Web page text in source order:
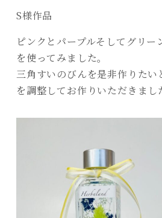
S様作品
ピンクとパープルそしてグリ
を使ってみました。
三角すいのびんを是非作りた
を調整してお作りいただきまし